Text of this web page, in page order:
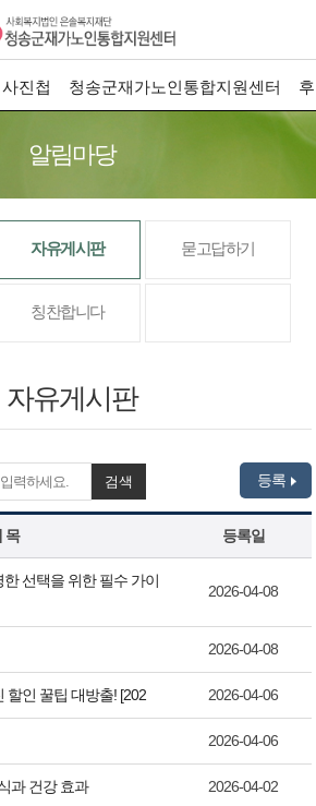
사진첩 청송군재가노인통합지원센터
알림마당
자유게시판 묻고답하기
칭찬합니다
자유게시판
검색 등록
목 등록일
선택을 위한 필수 가이
2026-04-08
2026-04-08
할인 꿀팁 대방출! [202 2026-04-06
2026-04-06
과 건강 효과 2026-04-02